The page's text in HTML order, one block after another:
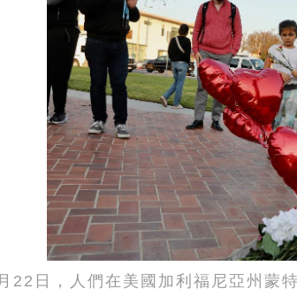
22日，人們在美國加利福尼亞州蒙